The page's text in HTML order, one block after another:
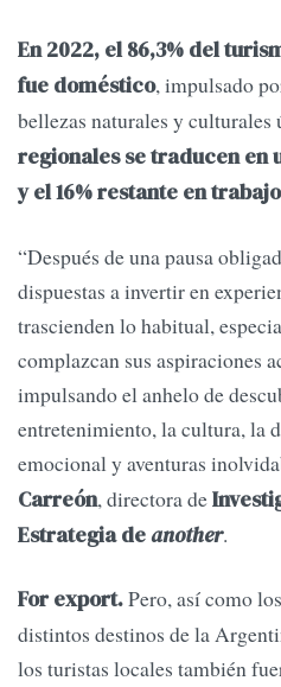
En 2022, el 86,3% del
fue doméstico, impulsado
bellezas naturales y culturales
regionales se traducen en
y el 16% restante en trabajo
“Después de una pausa
dispuestas a invertir en
trascienden lo habitual,
complazcan sus aspiraciones
impulsando el anhelo de
entretenimiento, la cultura, la
emocional y aventuras
Carreón, directora de
Estrategia deanother.
For export.Pero, así como
distintos destinos de la
los turistas locales también